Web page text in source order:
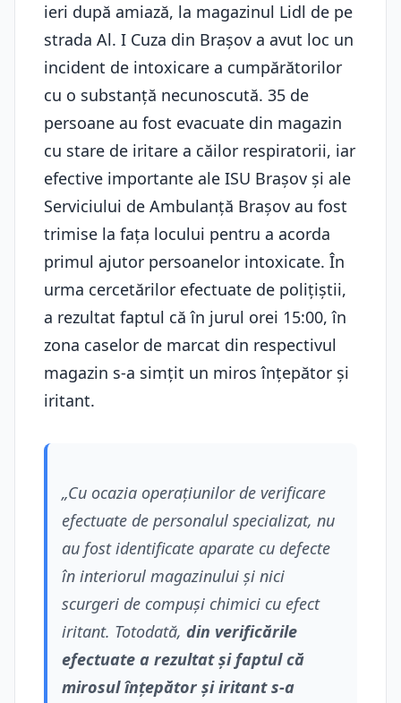
ieri după amiază, la magazinul Lidl de pe
strada Al. I Cuza din Brașov a avut loc un
incident de intoxicare a cumpărătorilor
cu o substanță necunoscută. 35 de
persoane au fost evacuate din magazin
cu stare de iritare a căilor respiratorii, iar
efective importante ale ISU Brașov și ale
Serviciului de Ambulanță Brașov au fost
trimise la fața locului pentru a acorda
primul ajutor persoanelor intoxicate. În
urma cercetărilor efectuate de polițiștii,
a rezultat faptul că în jurul orei 15:00, în
zona caselor de marcat din respectivul
magazin s-a simțit un miros înțepător și
iritant.
„Cu ocazia operațiunilor de verificare
efectuate de personalul specializat, nu
au fost identificate aparate cu defecte
în interiorul magazinului și nici
scurgeri de compuși chimici cu efect
iritant. Totodată, din verificările
efectuate a rezultat și faptul că
mirosul înțepător și iritant s-a